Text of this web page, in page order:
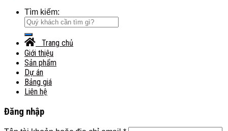
Tìm kiếm:
Trang chủ
Giới thiệu
Sản phẩm
Dự án
Bảng giá
Liên hệ
Đăng nhập